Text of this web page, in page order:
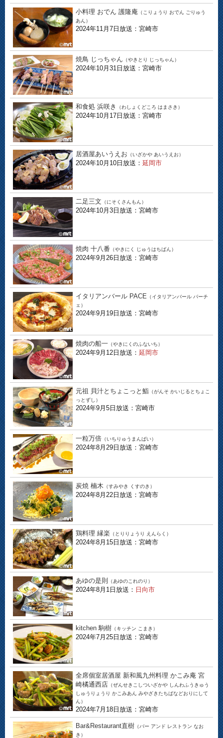
小料理 おでん 護隆庵 （こりょうり おでん ごりゅう
あん）
2024年11月7日放送：宮崎市
焼鳥 じっちゃん （やきとり じっちゃん）
2024年10月31日放送：宮崎市
和食処 浜咲き （わしょくどころ はまさき）
2024年10月17日放送：宮崎市
居酒屋あいうえお （いざかや あいうえお）
2024年10月10日放送： 延岡市
二足三文 （にそくさんもん）
2024年10月3日放送：宮崎市
焼肉 十八番 （やきにく じゅうはちばん）
2024年9月26日放送：宮崎市
イタリアンバール PACE （イタリアンバール パーチ
ェ）
2024年9月19日放送：宮崎市
焼肉の船一 （やきにくのふないち）
2024年9月12日放送： 延岡市
元祖 貝汁とちょこっと鮨 （がんそ かいじるとちょこ
っとずし）
2024年9月5日放送：宮崎市
一粒万倍 （いちりゅうまんばい）
2024年8月29日放送：宮崎市
炭焼 楠木 （すみやき くすのき）
2024年8月22日放送：宮崎市
鶏料理 縁楽 （とりりょうり えんらく）
2024年8月15日放送：宮崎市
あゆの是則 （あゆのこれのり）
2024年8月1日放送： 日向市
kitchen 駒樹 （キッチン こまき）
2024年7月25日放送：宮崎市
全席個室居酒屋 新和風九州料理 かこみ庵 宮
崎橘通西店 （ぜんせきこしついざかや しんわふうきゅう
しゅうりょうり かこみあん みやざきたちばなどおりにして
ん）
2024年7月18日放送：宮崎市
Bar&Restaurant直樹 （バー アンド レストラン なお
き）